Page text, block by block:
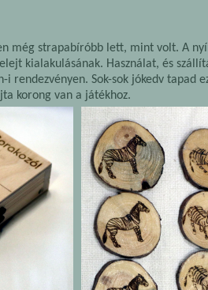
még strapabíróbb lett, mint volt. A
kialakulásának. Használat, és
Sok-sok jókedv tapad
korong van a játékhoz.